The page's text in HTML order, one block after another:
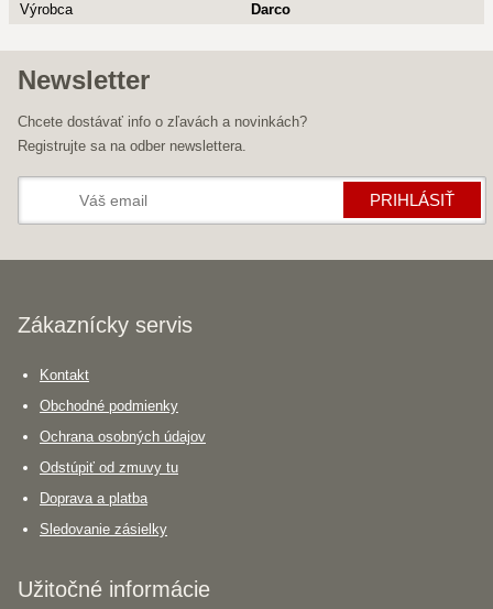
Výrobca
Darco
Newsletter
Chcete dostávať info o zľavách a novinkách?
Registrujte sa na odber newslettera.
PRIHLÁSIŤ
Zákaznícky servis
Kontakt
Obchodné podmienky
Ochrana osobných údajov
Odstúpiť od zmuvy tu
Doprava a platba
Sledovanie zásielky
Užitočné informácie